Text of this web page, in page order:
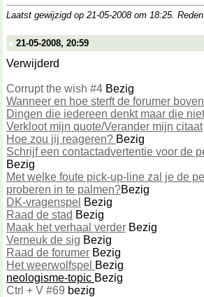
Laatst gewijzigd op 21-05-2008 om 18:25.
21-05-2008, 20:59
Verwijderd
Corrupt the wish #4 Bezig
Wanneer en hoe sterft de forumer
Dingen die iedereen denkt maar die
Verkloot mijn quote/Verander mijn citaat
Hoe zou jij reageren? Bezig
Schrijf een contactadvertentie voor de
Bezig
Met welke foute pick-up-line zal je de
proberen in te palmen?Bezig
DK-vragenspel Bezig
Raad de stad Bezig
Maak het verhaal verder Bezig
Verneuk de sig Bezig
Raad de forumer Bezig
Het weerwolfspel Bezig
neologisme-topic Bezig
Ctrl + V #69 bezig